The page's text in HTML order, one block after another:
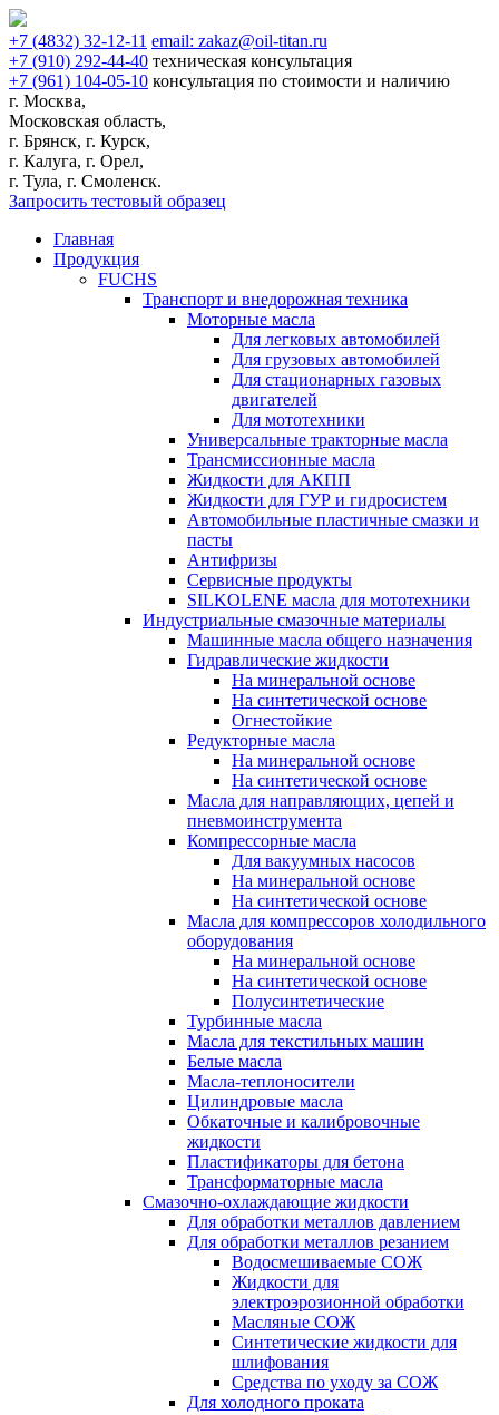
+7 (4832) 32-12-11 email: zakaz@oil-titan.ru
+7 (910) 292-44-40 техническая консультация
+7 (961) 104-05-10 консультация по стоимости и наличию
г. Москва,
Московская область,
г. Брянск, г. Курск,
г. Калуга, г. Орел,
г. Тула, г. Смоленск.
Запросить тестовый образец
Главная
Продукция
FUCHS
Транспорт и внедорожная техника
Моторные масла
Для легковых автомобилей
Для грузовых автомобилей
Для стационарных газовых
двигателей
Для мототехники
Универсальные тракторные масла
Трансмиссионные масла
Жидкости для АКПП
Жидкости для ГУР и гидросистем
Автомобильные пластичные смазки и
пасты
Антифризы
Сервисные продукты
SILKOLENE масла для мототехники
Индустриальные смазочные материалы
Машинные масла общего назначения
Гидравлические жидкости
На минеральной основе
На синтетической основе
Огнестойкие
Редукторные масла
На минеральной основе
На синтетической основе
Масла для направляющих, цепей и
пневмоинструмента
Компрессорные масла
Для вакуумных насосов
На минеральной основе
На синтетической основе
Масла для компрессоров холодильного
оборудования
На минеральной основе
На синтетической основе
Полусинтетические
Турбинные масла
Масла для текстильных машин
Белые масла
Масла-теплоносители
Цилиндровые масла
Обкаточные и калибровочные
жидкости
Пластификаторы для бетона
Трансформаторные масла
Смазочно-охлаждающие жидкости
Для обработки металлов давлением
Для обработки металлов резанием
Водосмешиваемые СОЖ
Жидкости для
электроэрозионной обработки
Масляные СОЖ
Синтетические жидкости для
шлифования
Средства по уходу за СОЖ
Для холодного проката